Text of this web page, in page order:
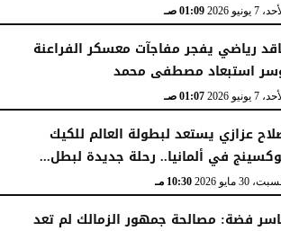
7 يونيو 2026 01:09 صـ
رياضي يفجر مفاجآت معسكر الفراعنة
استبعاد مصطفى محمد
7 يونيو 2026 01:07 صـ
عزازي يستعد لبطولة العالم للكيك
في ألمانيا.. رحلة جديدة لبطل...
30 مايو 2026 10:30 مـ
فضة: مصالحة جمهور الزمالك لم تعد